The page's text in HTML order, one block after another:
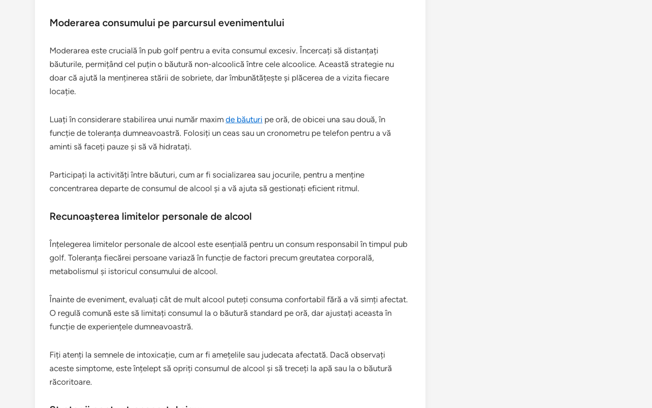
Moderarea consumului pe parcursul evenimentului
Moderarea este crucială în pub golf pentru a evita consumul excesiv. Încercați să distanțați
băuturile, permițând cel puțin o băutură non-alcoolică între cele alcoolice. Această strategie nu
doar că ajută la menținerea stării de sobriete, dar îmbunătățește și plăcerea de a vizita fiecare
locație.
Luați în considerare stabilirea unui număr maxim de băuturi pe oră, de obicei una sau două, în
funcție de toleranța dumneavoastră. Folosiți un ceas sau un cronometru pe telefon pentru a vă
aminti să faceți pauze și să vă hidratați.
Participați la activități între băuturi, cum ar fi socializarea sau jocurile, pentru a menține
concentrarea departe de consumul de alcool și a vă ajuta să gestionați eficient ritmul.
Recunoașterea limitelor personale de alcool
Înțelegerea limitelor personale de alcool este esențială pentru un consum responsabil în timpul pub
golf. Toleranța fiecărei persoane variază în funcție de factori precum greutatea corporală,
metabolismul și istoricul consumului de alcool.
Înainte de eveniment, evaluați cât de mult alcool puteți consuma confortabil fără a vă simți afectat.
O regulă comună este să limitați consumul la o băutură standard pe oră, dar ajustați aceasta în
funcție de experiențele dumneavoastră.
Fiți atenți la semnele de intoxicație, cum ar fi amețelile sau judecata afectată. Dacă observați
aceste simptome, este înțelept să opriți consumul de alcool și să treceți la apă sau la o băutură
răcoritoare.